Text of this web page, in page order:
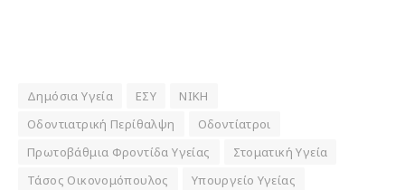
Δημόσια Υγεία ΕΣΥ
ΝΙΚΗ
Οδοντιατρική Περίθαλψη
Οδοντίατροι
Πρωτοβάθμια Φροντίδα Υγείας
Στοματική Υγεία
Τάσος Οικονομόπουλος
Υπουργείο Υγείας